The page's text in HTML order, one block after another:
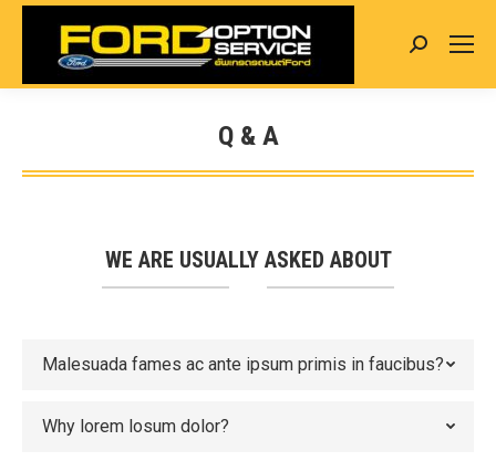
Search:
Q & A
You are here:
WE ARE USUALLY ASKED ABOUT
Malesuada fames ac ante ipsum primis in faucibus?
Why lorem losum dolor?